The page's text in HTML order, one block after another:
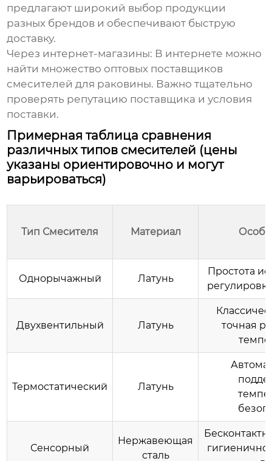
предлагают широкий выбор продукции
разных брендов и обеспечивают быструю
доставку.
Через интернет-магазины: В интернете можно
найти множество оптовых поставщиков
смесителей для раковины. Важно тщательно
проверять репутацию поставщика и условия
поставки.
Примерная таблица сравнения
различных типов смесителей (цены
указаны ориентировочно и могут
варьироваться)
Тип Смесителя Материал
Однорычажный Латунь
Простота
Двухвентильный Латунь
точная
Термостатический Латунь
Сенсорный
Нержавеющая
сталь